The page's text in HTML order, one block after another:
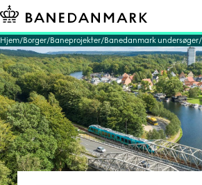
Hjem Borger Baneprojekter Banedanmark undersøger